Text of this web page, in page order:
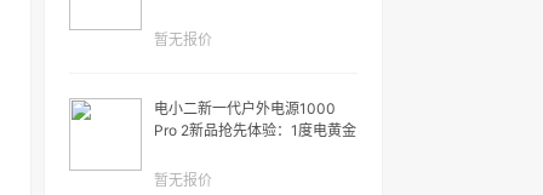
领域的AI 和高性能计算领先地
暂无报价
电小二新一代户外电源1000
Pro 2新品抢先体验：1度电黄金
暂无报价